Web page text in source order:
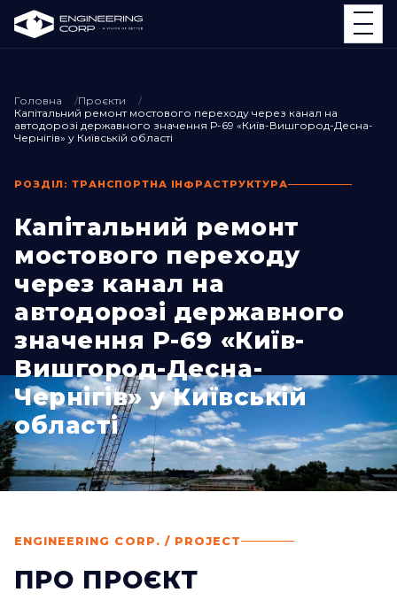
Головна
Проєкти
Капітальний ремонт мостового переходу через канал на
автодорозі державного значення Р-69 «Київ-Вишгород-Десна-
Чернігів» у Київській області
РОЗДІЛ: ТРАНСПОРТНА ІНФРАСТРУКТУРА
Капітальний ремонт
мостового переходу
через канал на
автодорозі державного
значення Р-69 «Київ-
Вишгород-Десна-
Чернігів» у Київській
області
ENGINEERING CORP. / PROJECT
ПРО ПРОЄКТ